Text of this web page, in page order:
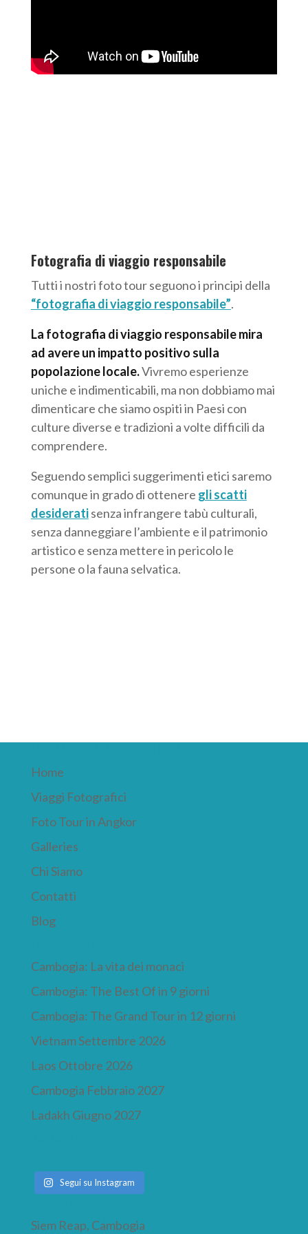
Fotografia di viaggio responsabile
Tutti i nostri foto tour seguono i principi della
“fotografia di viaggio responsabile”.
La fotografia di viaggio responsabile mira
ad avere un impatto positivo sulla
popolazione locale.Vivremo esperienze
uniche e indimenticabili, ma non dobbiamo mai
dimenticare che siamo ospiti in Paesi con
culture diverse e tradizioni a volte difficili da
comprendere.
Seguendo semplici suggerimenti etici saremo
comunque in grado di ottenere gli scatti
desideratisenza infrangere tabù culturali,
senza danneggiare l’ambiente e il patrimonio
artistico e senza mettere in pericolo le
persone o la fauna selvatica.
Home
Viaggi Fotografici
Foto Tour in Angkor
Galleries
Chi Siamo
Contatti
Blog
Cambogia: La vita dei monaci
Cambogia: The Best Of in 9 giorni
Cambogia: The Grand Tour in 12 giorni
Vietnam Settembre 2026
Laos Ottobre 2026
Cambogia Febbraio 2027
Ladakh Giugno 2027
Segui su Instagram
Siem Reap, Cambogia